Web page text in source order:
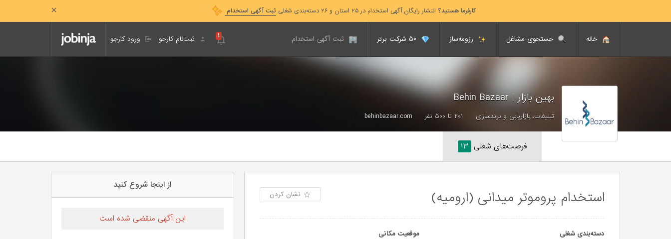
کارفرما هستید؟ انتشار رایگان آگهی استخدام در ۲۵ استان و ۲۶ دسته‌بندی شغلی ثبت آگهی استخدام
خانه جستجوی مشاغل رزومه‌ساز ثبت آگهی استخدام ورود کارجو ثبت‌نام کارجو ۱
بهین بازار|
Behin Bazaar
تبلیغات، بازاریابی و برندسازی ۲۰۱ تا ۵۰۰ نفر behinbazaar.com
فرصت‌های شغلی ۱۳
استخدام پروموتر میدانی (ارومیه) نشان کردن
دسته‌بندی شغلی موقعیت مکانی
از اینجا شروع کنید
این آگهی منقضی شده است